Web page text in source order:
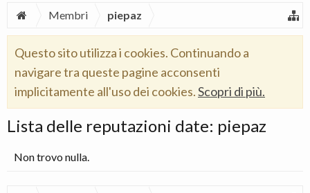
Membri piepaz
Questo sito utilizza i cookies. Continuando a
navigare tra queste pagine acconsenti
implicitamente all'uso dei cookies.Scopri di più.
Lista delle reputazioni date: piepaz
Non trovo nulla.